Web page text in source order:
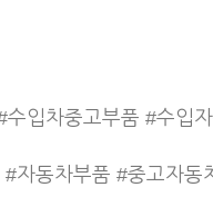
수입차중고부품 #수입
#자동차부품 #중고자동